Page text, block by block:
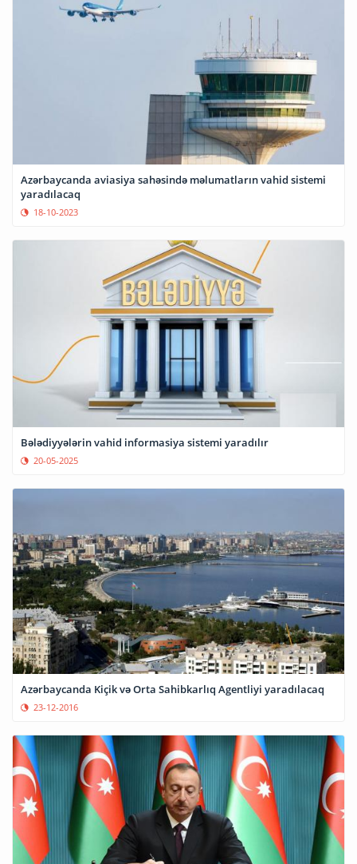
Azərbaycanda aviasiya sahəsində məlumatların vahid sistemi
yaradılacaq
18-10-2023
Bələdiyyələrin vahid informasiya sistemi yaradılır
20-05-2025
Azərbaycanda Kiçik və Orta Sahibkarlıq Agentliyi yaradılacaq
23-12-2016